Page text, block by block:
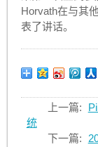
Horvath在与其
表了讲话。
上一篇:
统
下一篇: